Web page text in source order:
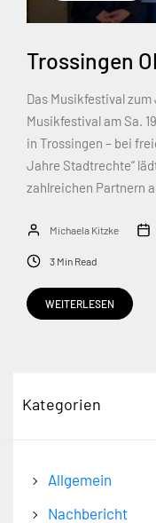
Trossingen
Das Musikfestival zum
Musikfestival am Sa.
in Trossingen – bei
Jahre Stadtrechte“
zahlreichen Partnern
Michaela Kitzke
3 Min Read
WEITERLESEN
Kategorien
Allgemein
Nachbericht